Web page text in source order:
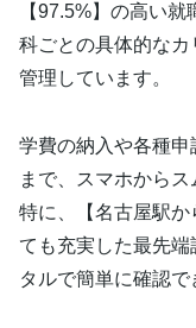
【97.5%】の高い
科ごとの具体的な
管理しています。
学費の納入や各種
まで、スマホからス
特に、【名古屋駅
ても充実した最先
タルで簡単に確認で